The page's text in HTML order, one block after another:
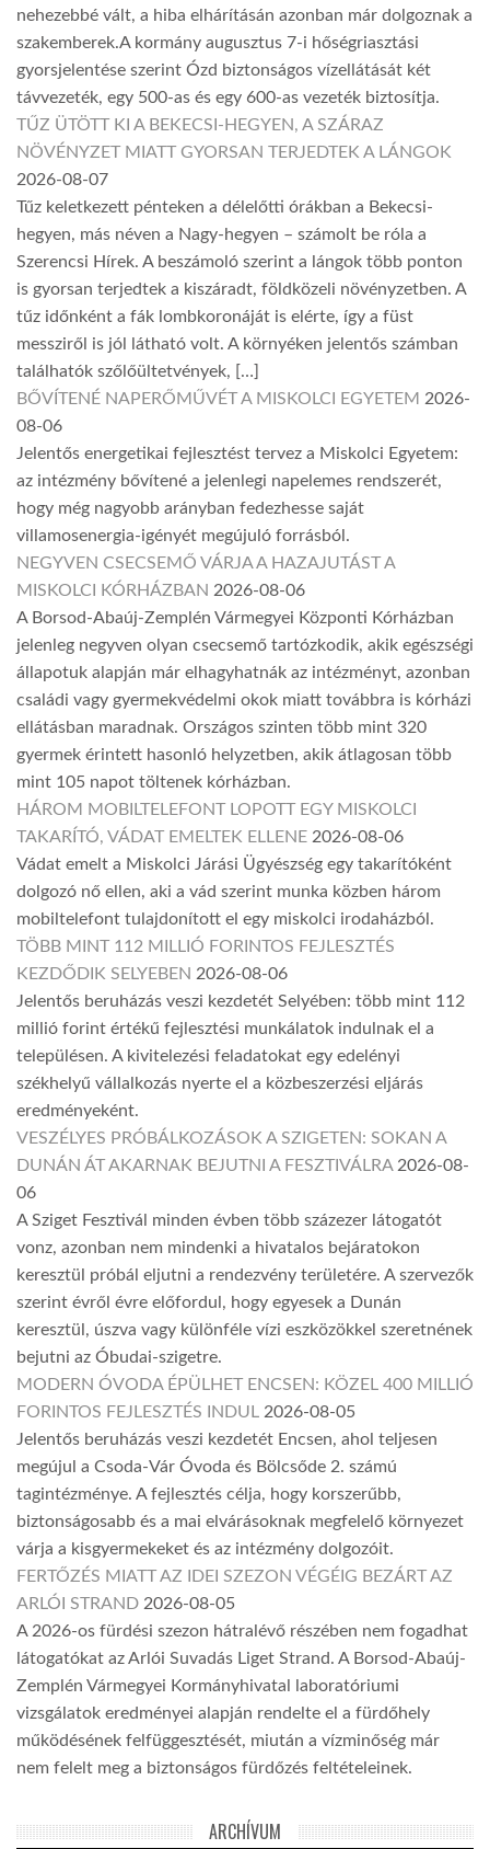
nehezebbé vált, a hiba elhárításán azonban már dolgoznak a
szakemberek.A kormány augusztus 7-i hőségriasztási
gyorsjelentése szerint Ózd biztonságos vízellátását két
távvezeték, egy 500-as és egy 600-as vezeték biztosítja.
TŰZ ÜTÖTT KI A BEKECSI-HEGYEN, A SZÁRAZ
NÖVÉNYZET MIATT GYORSAN TERJEDTEK A LÁNGOK
2026-08-07
Tűz keletkezett pénteken a délelőtti órákban a Bekecsi-
hegyen, más néven a Nagy-hegyen – számolt be róla a
Szerencsi Hírek. A beszámoló szerint a lángok több ponton
is gyorsan terjedtek a kiszáradt, földközeli növényzetben. A
tűz időnként a fák lombkoronáját is elérte, így a füst
messziről is jól látható volt. A környéken jelentős számban
találhatók szőlőültetvények, […]
BŐVÍTENÉ NAPERŐMŰVÉT A MISKOLCI EGYETEM 2026-
08-06
Jelentős energetikai fejlesztést tervez a Miskolci Egyetem:
az intézmény bővítené a jelenlegi napelemes rendszerét,
hogy még nagyobb arányban fedezhesse saját
villamosenergia-igényét megújuló forrásból.
NEGYVEN CSECSEMŐ VÁRJA A HAZAJUTÁST A
MISKOLCI KÓRHÁZBAN 2026-08-06
A Borsod-Abaúj-Zemplén Vármegyei Központi Kórházban
jelenleg negyven olyan csecsemő tartózkodik, akik egészségi
állapotuk alapján már elhagyhatnák az intézményt, azonban
családi vagy gyermekvédelmi okok miatt továbbra is kórházi
ellátásban maradnak. Országos szinten több mint 320
gyermek érintett hasonló helyzetben, akik átlagosan több
mint 105 napot töltenek kórházban.
HÁROM MOBILTELEFONT LOPOTT EGY MISKOLCI
TAKARÍTÓ, VÁDAT EMELTEK ELLENE 2026-08-06
Vádat emelt a Miskolci Járási Ügyészség egy takarítóként
dolgozó nő ellen, aki a vád szerint munka közben három
mobiltelefont tulajdonított el egy miskolci irodaházból.
TÖBB MINT 112 MILLIÓ FORINTOS FEJLESZTÉS
KEZDŐDIK SELYEBEN 2026-08-06
Jelentős beruházás veszi kezdetét Selyében: több mint 112
millió forint értékű fejlesztési munkálatok indulnak el a
településen. A kivitelezési feladatokat egy edelényi
székhelyű vállalkozás nyerte el a közbeszerzési eljárás
eredményeként.
VESZÉLYES PRÓBÁLKOZÁSOK A SZIGETEN: SOKAN A
DUNÁN ÁT AKARNAK BEJUTNI A FESZTIVÁLRA 2026-08-
06
A Sziget Fesztivál minden évben több százezer látogatót
vonz, azonban nem mindenki a hivatalos bejáratokon
keresztül próbál eljutni a rendezvény területére. A szervezők
szerint évről évre előfordul, hogy egyesek a Dunán
keresztül, úszva vagy különféle vízi eszközökkel szeretnének
bejutni az Óbudai-szigetre.
MODERN ÓVODA ÉPÜLHET ENCSEN: KÖZEL 400 MILLIÓ
FORINTOS FEJLESZTÉS INDUL 2026-08-05
Jelentős beruházás veszi kezdetét Encsen, ahol teljesen
megújul a Csoda-Vár Óvoda és Bölcsőde 2. számú
tagintézménye. A fejlesztés célja, hogy korszerűbb,
biztonságosabb és a mai elvárásoknak megfelelő környezet
várja a kisgyermekeket és az intézmény dolgozóit.
FERTŐZÉS MIATT AZ IDEI SZEZON VÉGÉIG BEZÁRT AZ
ARLÓI STRAND 2026-08-05
A 2026-os fürdési szezon hátralévő részében nem fogadhat
látogatókat az Arlói Suvadás Liget Strand. A Borsod-Abaúj-
Zemplén Vármegyei Kormányhivatal laboratóriumi
vizsgálatok eredményei alapján rendelte el a fürdőhely
működésének felfüggesztését, miután a vízminőség már
nem felelt meg a biztonságos fürdőzés feltételeinek.
ARCHÍVUM